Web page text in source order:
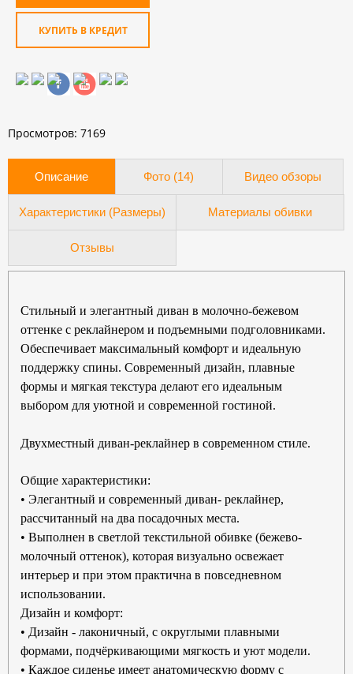
КУПИТЬ В КРЕДИТ
Просмотров: 7169
Описание Фото (14) Видео обзоры
Характеристики (Размеры) Материалы обивки
Отзывы
Стильный и элегантный диван в молочно-бежевом
оттенке с реклайнером и подъемными подголовниками.
Обеспечивает максимальный комфорт и идеальную
поддержку спины. Современный дизайн, плавные
формы и мягкая текстура делают его идеальным
выбором для уютной и современной гостиной.
Двухместный диван-реклайнер в современном стиле.
Общие характеристики:
• Элегантный и современный диван- реклайнер,
рассчитанный на два посадочных места.
• Выполнен в светлой текстильной обивке (бежево-
молочный оттенок), которая визуально освежает
интерьер и при этом практична в повседневном
использовании.
Дизайн и комфорт:
• Дизайн - лаконичный, с округлыми плавными
формами, подчёркивающими мягкость и уют модели.
• Каждое сиденье имеет анатомическую форму с